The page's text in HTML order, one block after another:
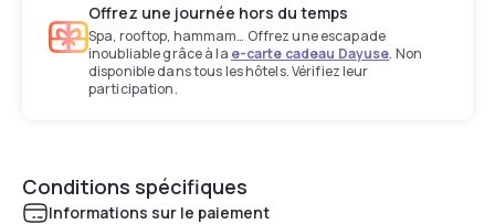
Offrez une journée hors du temps
Spa, rooftop, hammam… Offrez une escapade
inoubliable grâce à la e-carte cadeau Dayuse. Non
disponible dans tous les hôtels. Vérifiez leur
participation.
Conditions spécifiques
Informations sur le paiement